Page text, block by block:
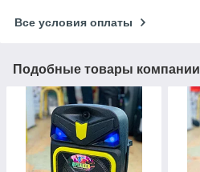
Все условия оплаты
Подобные товары компании